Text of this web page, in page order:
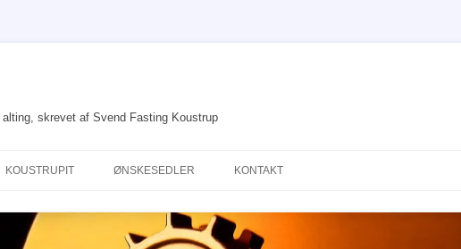
skrevet af Svend Fasting Koustrup
KOUSTRUPIT ØNSKESEDLER KONTAKT